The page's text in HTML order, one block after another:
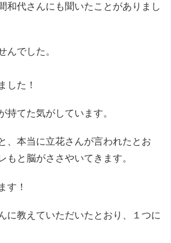
和代さんにも聞いたことがありまし
んでした。
した！
持てた気がしています。
、本当に立花さんが言われたとお
もと脳がささやいてきます。
す！
に教えていただいたとおり、１つに